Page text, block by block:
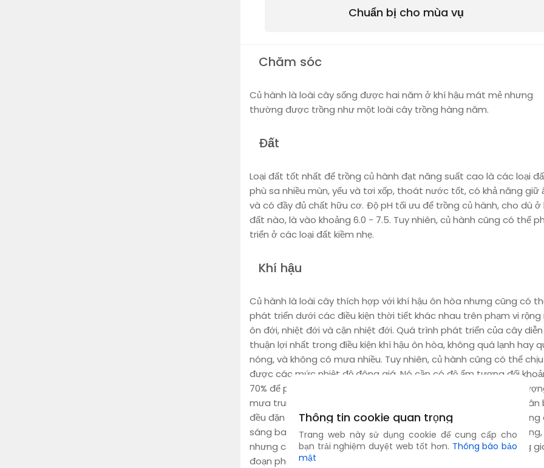
Chuẩn bị cho mùa vụ
Chăm sóc
Củ hành là loài cây sống được hai năm ở khí hậu mát mẻ nhưng
thường được trồng như một loài cây trồng hàng năm.
Đất
Loại đất tốt nhất để trồng củ hành đạt năng suất cao là các loại
phù sa nhiều mùn, yếu và tơi xốp, thoát nước tốt, có khả năng giữ
và có đầy đủ chất hữu cơ. Độ pH tối ưu để trồng củ hành, cho dù ở
đất nào, là vào khoảng 6.0 - 7.5. Tuy nhiên, củ hành cũng có thể
triển ở các loại đất kiềm nhẹ.
Khí hậu
Củ hành là loài cây thích hợp với khí hậu ôn hòa nhưng cũng có
phát triển dưới các điều kiện thời tiết khác nhau trên phạm vi rộng
ôn đới, nhiệt đới và cận nhiệt đới. Quá trình phát triển của cây
thuận lợi nhất trong điều kiện khí hậu ôn hòa, không quá lạnh hay
nóng, và không có mưa nhiều. Tuy nhiên, củ hành cũng có thể chịu
được các mức nhiệt độ đông giá. Nó cần có độ ẩm tương đối
70% để phát triển tốt. Nó có thể phát triển tốt ở những nơi có
mưa trung bình hàng năm vào khoảng 650 - 700 mm được phân
đều đặn trong thời kỳ gió mùa. Cây củ hành cần nhiệt độ và lượng
sáng ban ngày (chu kỳ sáng) thấp hơn cho giai đoạn sinh trưởng,
nhưng cần nhiệt độ và lượng ánh sáng ban ngày cao hơn trong
đoạn phát triển củ và trưởng thành.
Thông tin cookie quan trọng
Trang web này sử dụng cookie để cung cấp cho
bạn trải nghiệm duyệt web tốt hơn. Thông báo bảo
mật